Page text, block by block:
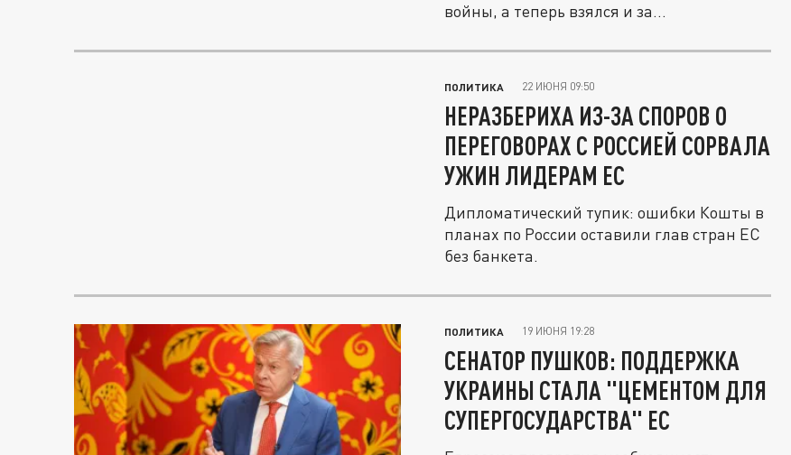
войны, а теперь взялся и за...
ПОЛИТИКА 22 ИЮНЯ 09:50
НЕРАЗБЕРИХА ИЗ-ЗА СПОРОВ О
ПЕРЕГОВОРАХ С РОССИЕЙ СОРВАЛА
УЖИН ЛИДЕРАМ ЕС
Дипломатический тупик: ошибки Кошты в
планах по России оставили глав стран ЕС
без банкета.
ПОЛИТИКА 19 ИЮНЯ 19:28
СЕНАТОР ПУШКОВ: ПОДДЕРЖКА
УКРАИНЫ СТАЛА "ЦЕМЕНТОМ ДЛЯ
СУПЕРГОСУДАРСТВА" ЕС